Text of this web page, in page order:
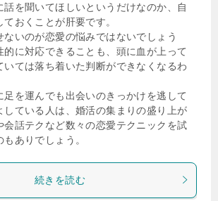
話を聞いてほしいというだけなのか、自
おくことが肝要です。
ないのが恋愛の悩みではないでしょう
的に対応できることも、頭に血が上って
いては落ち着いた判断ができなくなるわ
足を運んでも出会いのきっかけを逃して
している人は、婚活の集まりの盛り上が
会話テクなど数々の恋愛テクニックを試
ありでしょう。
続きを読む